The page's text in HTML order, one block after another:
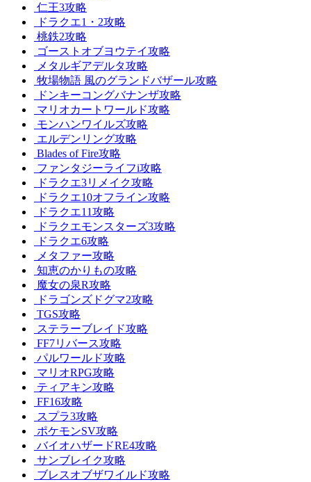
仁王3攻略
ドラクエ1・2攻略
桃鉄2攻略
ゴーストオブヨウテイ攻略
メタルギアデルタ攻略
牧場物語 風のグランドバザール攻略
ドンキーコングバナンザ攻略
マリオカートワールド攻略
モンハンワイルズ攻略
エルデンリング攻略
Blades of Fire攻略
ファンタジーライフi攻略
ドラクエ3リメイク攻略
ドラクエ10オフライン攻略
ドラクエ11攻略
ドラクエモンスターズ3攻略
ドラクエ6攻略
メタファー攻略
知恵のかりもの攻略
魔女の泉R攻略
ドラゴンズドグマ2攻略
TGS攻略
ステラーブレイド攻略
FF7リバース攻略
パルワールド攻略
マリオRPG攻略
ティアキン攻略
FF16攻略
スプラ3攻略
ポケモンSV攻略
バイオハザードRE4攻略
サンブレイク攻略
ブレスオブザワイルド攻略